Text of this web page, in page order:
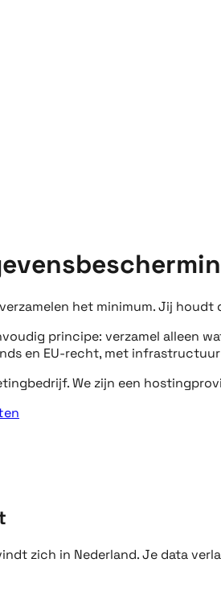
het minimum. Jij houdt
principe: verzamel alleen
en EU-recht, met
We zijn een
zich in Nederland. Je data